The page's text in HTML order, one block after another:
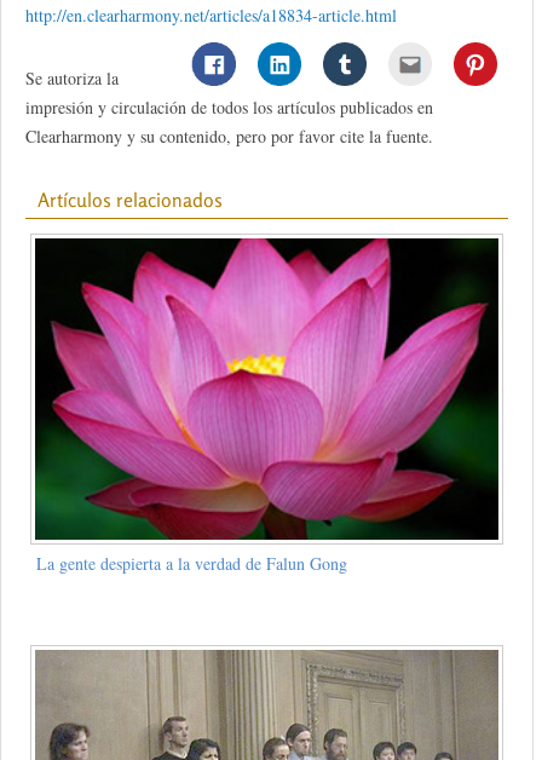
http://en.clearharmony.net/articles/a18834-article.html
Se autoriza la
impresión y circulación de todos los artículos publicados en
Clearharmony y su contenido, pero por favor cite la fuente.
Artículos relacionados
La gente despierta a la verdad de Falun Gong